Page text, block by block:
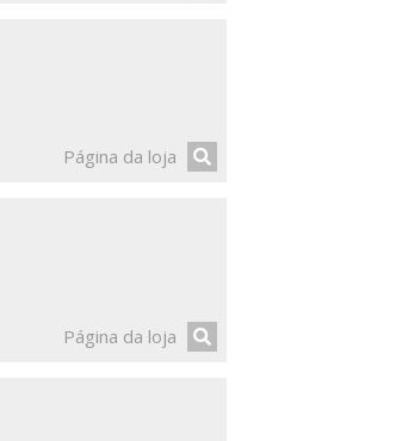
Página da loja
Página da loja